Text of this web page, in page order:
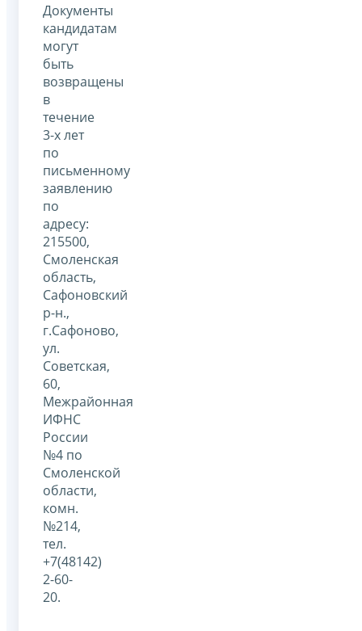
Документы
кандидатам
могут
быть
возвращены
в
течение
3-х лет
по
письменному
заявлению
по
адресу:
215500,
Смоленская
область,
Сафоновский
р-н.,
г.Сафоново,
ул.
Советская,
60,
Межрайонная
ИФНС
России
№4 по
Смоленской
области,
комн.
№214,
тел.
+7(48142)
2-60-
20.